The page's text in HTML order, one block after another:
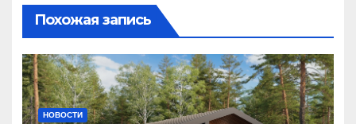
Похожая запись
НОВОСТИ